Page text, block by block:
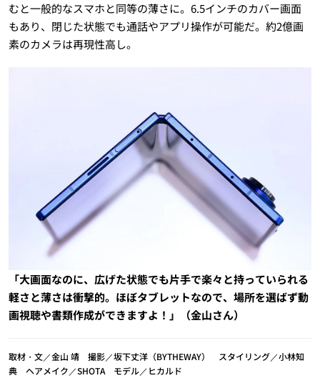
むと一般的なスマホと同等の薄さに。6.5インチのカバー画面
もあり、閉じた状態でも通話やアプリ操作が可能だ。約2億画
素のカメラは再現性高し。
「大画面なのに、広げた状態でも片手で楽々と持っていられる
軽さと薄さは衝撃的。ほぼタブレットなので、場所を選ばず動
画視聴や書類作成ができますよ！」（金山さん）
取材・文／金山 靖 撮影／坂下丈洋（BYTHEWAY） スタイリング／小林知
典 ヘアメイク／SHOTA モデル／ヒカルド